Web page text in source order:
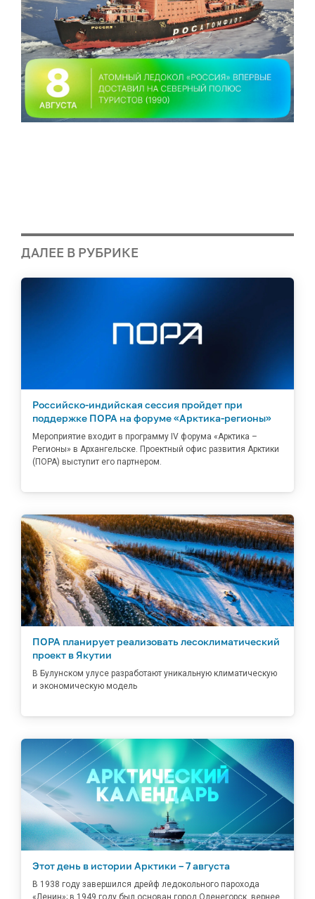
ДАЛЕЕ В РУБРИКЕ
Российско-индийская сессия пройдет при
поддержке ПОРА на форуме «Арктика-регионы»
Мероприятие входит в программу IV форума «Арктика –
Регионы» в Архангельске. Проектный офис развития Арктики
(ПОРА) выступит его партнером.
ПОРА планирует реализовать лесоклиматический
проект в Якутии
В Булунском улусе разработают уникальную климатическую
и экономическую модель
Этот день в истории Арктики – 7 августа
В 1938 году завершился дрейф ледокольного парохода